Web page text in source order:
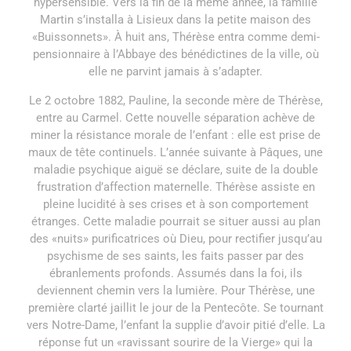
Martin s’installa à Lisieux dans la petite maison des
«Buissonnets». À huit ans, Thérèse entra comme demi-
pensionnaire à l’Abbaye des bénédictines de la ville, où
elle ne parvint jamais à s’adapter.
Le 2 octobre 1882, Pauline, la seconde mère de Thérèse,
entre au Carmel. Cette nouvelle séparation achève de
miner la résistance morale de l’enfant : elle est prise de
maux de tête continuels. L’année suivante à Pâques, une
maladie psychique aiguë se déclare, suite de la double
frustration d’affection maternelle. Thérèse assiste en
pleine lucidité à ses crises et à son comportement
étranges. Cette maladie pourrait se situer aussi au plan
des «nuits» purificatrices où Dieu, pour rectifier jusqu’au
psychisme de ses saints, les faits passer par des
ébranlements profonds. Assumés dans la foi, ils
deviennent chemin vers la lumière. Pour Thérèse, une
première clarté jaillit le jour de la Pentecôte. Se tournant
vers Notre-Dame, l’enfant la supplie d’avoir pitié d’elle. La
réponse fut un «ravissant sourire de la Vierge» qui la